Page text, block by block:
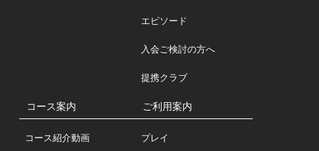
エピソード
入会ご検討の方へ
提携クラブ
コース案内
コース紹介動画
ご利用案内
プレイ